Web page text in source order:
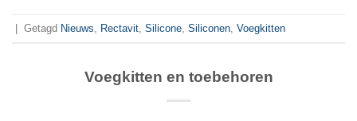
| Getagd Nieuws Rectavit Silicone Siliconen Voegkitten
Voegkitten en toebehoren